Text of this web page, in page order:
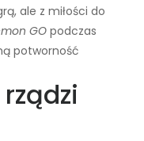
ale z miłości do
GOpodczas
potworność